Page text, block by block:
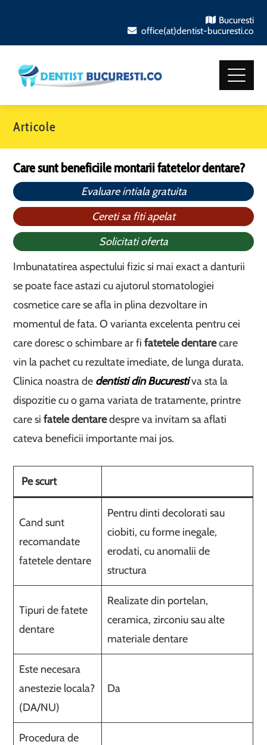
Bucuresti
office(at)dentist-bucuresti.co
Articole
Care sunt beneficiile montarii fatetelor dentare?
Evaluare intiala gratuita
Cereti sa fiti apelat
Solicitati oferta
Imbunatatirea aspectului fizic si mai exact a danturii
se poate face astazi cu ajutorul stomatologiei
cosmetice care se afla in plina dezvoltare in
momentul de fata. O varianta excelenta pentru cei
care doresc o schimbare ar fifatetele dentarecare
vin la pachet cu rezultate imediate, de lunga durata.
Clinica noastra de dentisti din Bucurestiva sta la
dispozitie cu o gama variata de tratamente, printre
care si fatele dentaredespre va invitam sa aflati
cateva beneficii importante mai jos.
Pe scurt
Cand sunt
recomandate
fatetele dentare
Pentru dinti decolorati sau
ciobiti, cu forme inegale,
erodati, cu anomalii de
structura
Tipuri de fatete
dentare
Realizate din portelan,
ceramica, zirconiu sau alte
materiale dentare
Este necesara
anestezie locala?
(DA/NU)
Da
Procedura de